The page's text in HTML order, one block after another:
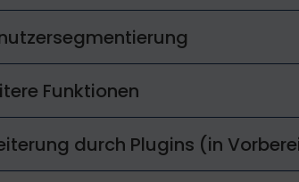
Funktionen
durch Plugins (in